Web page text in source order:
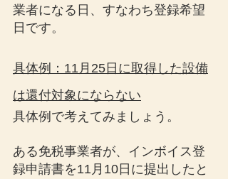
業者になる日、すなわち登録希望
日です。
具体例：11月25日に取得した設備
は還付対象にならない
具体例で考えてみましょう。
ある免税事業者が、インボイス登
録申請書を11月10日に提出したと